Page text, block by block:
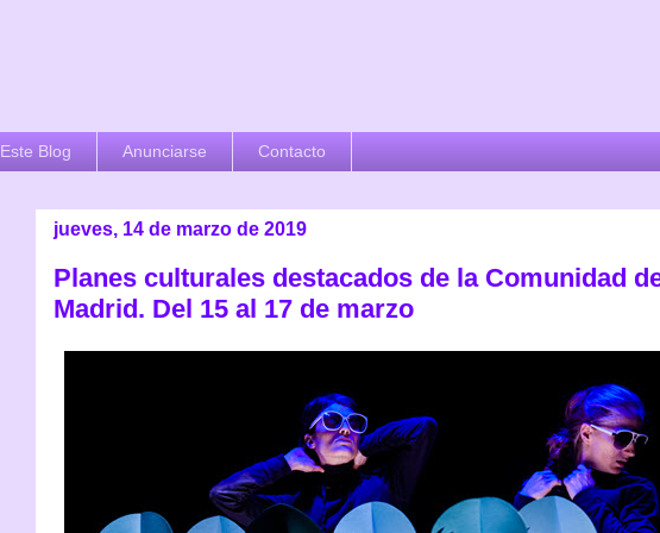
Este Blog Anunciarse Contacto
jueves, 14 de marzo de 2019
Planes culturales destacados de la Comunidad
Madrid. Del 15 al 17 de marzo